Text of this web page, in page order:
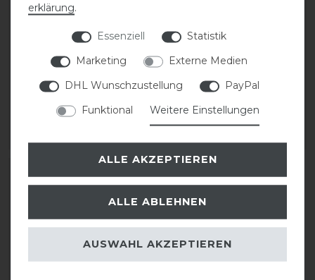
Backpack Vertigo
199,90 € *
35,00 € *
erklärung.
Essenziell
Statistik
Marketing
Externe Medien
DHL Wunschzustellung
PayPal
Funktional
Weitere Einstellungen
ALLE AKZEPTIEREN
ALLE ABLEHNEN
AUSWAHL AKZEPTIEREN